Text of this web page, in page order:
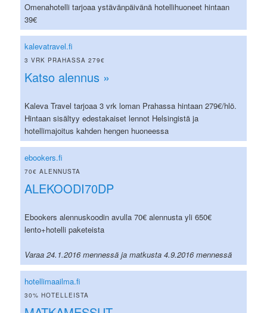
Omenahotelli tarjoaa ystävänpäivänä hotellihuoneet hintaan
39€
kalevatravel.fi
3 VRK PRAHASSA 279€
Katso alennus »
Kaleva Travel tarjoaa 3 vrk loman Prahassa hintaan 279€/hlö.
Hintaan sisältyy edestakaiset lennot Helsingistä ja
hotellimajoitus kahden hengen huoneessa
ebookers.fi
70€ ALENNUSTA
ALEKOODI70DP
Ebookers alennuskoodin avulla 70€ alennusta yli 650€
lento+hotelli paketeista
Varaa 24.1.2016 mennessä ja matkusta 4.9.2016 mennessä
hotellimaailma.fi
30% HOTELLEISTA